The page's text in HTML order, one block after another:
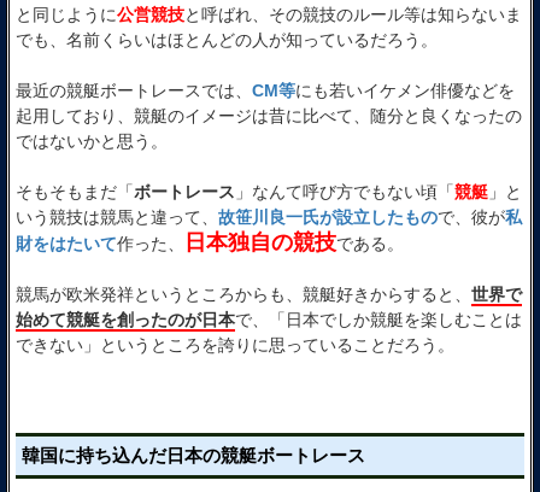
と同じように公営競技と呼ばれ、その競技のルール等は知らないま
でも、名前くらいはほとんどの人が知っているだろう。
最近の競艇ボートレースでは、 CM等にも若いイケメン俳優などを
起用しており、競艇のイメージは昔に比べて、随分と良くなったの
ではないかと思う。
そもそもまだ「ボートレース 」なんて呼び方でもない頃「競艇 」と
いう競技は競馬と違って、 故笹川良一氏が設立したもので、彼が私
財をはたいて作った、 日本独自の競技である。
競馬が欧米発祥というところからも、競艇好きからすると、 世界で
始めて競艇を創ったのが日本で、「日本でしか競艇を楽しむことは
できない」というところを誇りに思っていることだろう。
韓国に持ち込んだ日本の競艇ボートレース